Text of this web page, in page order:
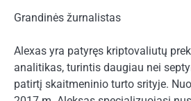
Grandinės žurnalistas
Alexas yra patyręs kriptovaliutų
analitikas, turintis daugiau nei
patirtį skaitmeninio turto srityje.